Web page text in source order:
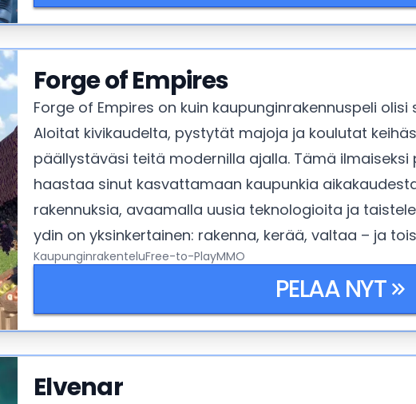
Forge of Empires
Forge of Empires on kuin kaupunginrakennuspeli
Aloitat kivikaudelta, pystytät majoja ja koulutat
päällystäväsi teitä modernilla ajalla. Tämä
haastaa sinut kasvattamaan kaupunkia
rakennuksia, avaamalla uusia teknologioita ja
ydin on yksinkertainen: rakenna, kerää, valtaa – ja
komeammilla hatuilla.
KaupunginrakenteluFree-to-PlayMMO
PELAA NYT
Elvenar